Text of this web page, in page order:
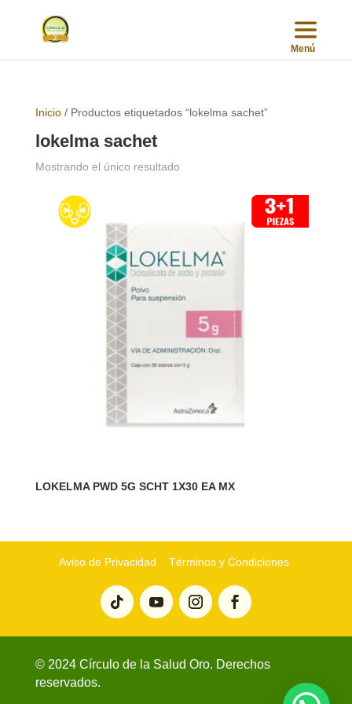
Inicio/ Productos etiquetados “lokelma sachet”
lokelma sachet
Mostrando el único resultado
LOKELMA PWD 5G SCHT 1X30 EA MX
Aviso de Privacidad Términos y Condiciones
© 2024 Círculo de la Salud Oro. Derechos
reservados.